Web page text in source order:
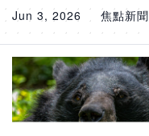
Jun 3, 2026 焦點新聞